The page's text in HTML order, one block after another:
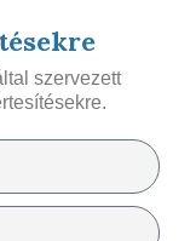
szervezett